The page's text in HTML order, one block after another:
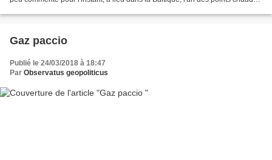
Gaz paccio
Publié le 24/03/2018 à 18:47
Par Observatus geopoliticus